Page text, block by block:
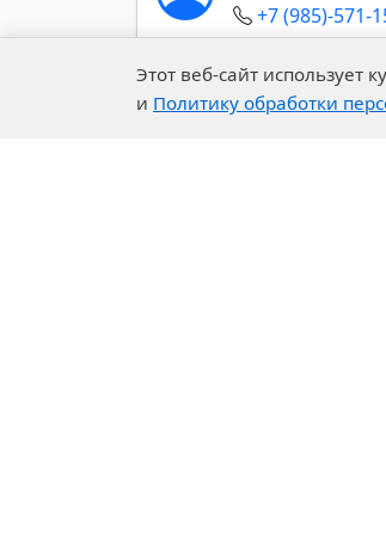
Экспорт химических
Строительные
+7 (985)-571-
Показать все контакты (+)
Этот веб-сайт использует
и Политику обработки